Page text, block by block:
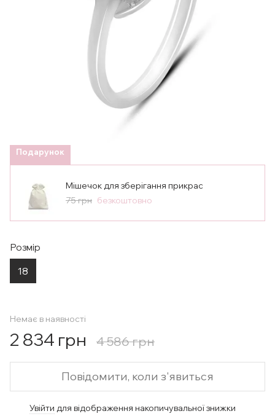
Подарунок
Мішечок для зберігання прикрас
75 грн безкоштовно
Розмір
18
Немає в наявності
2 834 грн 4 586 грн
Повідомити, коли з'явиться
Увійти для відображення накопичувальної знижки